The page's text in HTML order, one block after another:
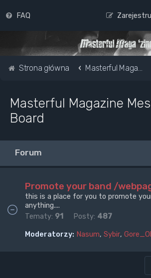
FAQ
Strona główna Masterful Magazine Message Board
Masterful Magazine
Board
Forum
Promote your band /
this is a place for you to promote
anything....
Tematy: 91 Posty: 487
Moderatorzy: Nasum, Sybir,